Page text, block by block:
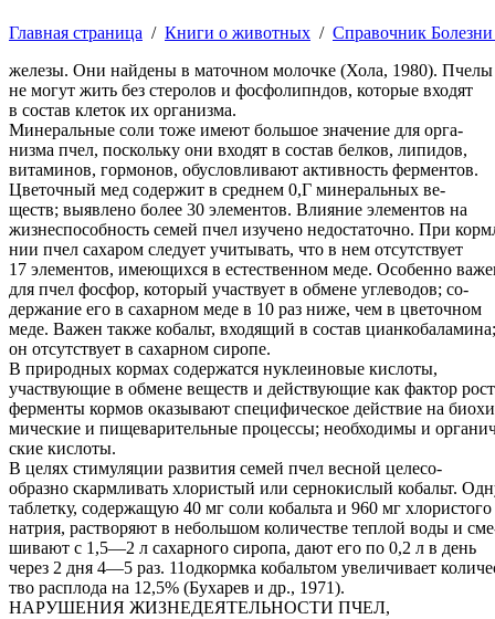
Главная страница / Книги о животных / Справочник
железы. Они найдены в маточном молочке (Хола, 1980). Пчелы
не могут жить без стеролов и фосфолипндов, которые входят
в состав клеток их организма.
Минеральные соли тоже имеют большое значение для орга-
низма пчел, поскольку они входят в состав белков, липидов,
витаминов, гормонов, обусловливают активность ферментов.
Цветочный мед содержит в среднем 0,Г минеральных ве-
ществ; выявлено более 30 элементов. Влияние элементов на
жизнеспособность семей пчел изучено недостаточно. При
нии пчел сахаром следует учитывать, что в нем отсутствует
17 элементов, имеющихся в естественном меде. Особенно
для пчел фосфор, который участвует в обмене углеводов; со-
держание его в сахарном меде в 10 раз ниже, чем в цветочном
меде. Важен также кобальт, входящий в состав цианкобаламина;
он отсутствует в сахарном сиропе.
В природных кормах содержатся нуклеиновые кислоты,
участвующие в обмене веществ и действующие как фактор
ферменты кормов оказывают специфическое действие на
мические и пищеварительные процессы; необходимы и
ские кислоты.
В целях стимуляции развития семей пчел весной целесо-
образно скармливать хлористый или сернокислый кобальт.
таблетку, содержащую 40 мг соли кобальта и 960 мг хлористого
натрия, растворяют в небольшом количестве теплой воды и
шивают с 1,5—2 л сахарного сиропа, дают его по 0,2 л в день
через 2 дня 4—5 раз. 11одкормка кобальтом увеличивает
тво расплода на 12,5% (Бухарев и др., 1971).
НАРУШЕНИЯ ЖИЗНЕДЕЯТЕЛЬНОСТИ ПЧЕЛ,